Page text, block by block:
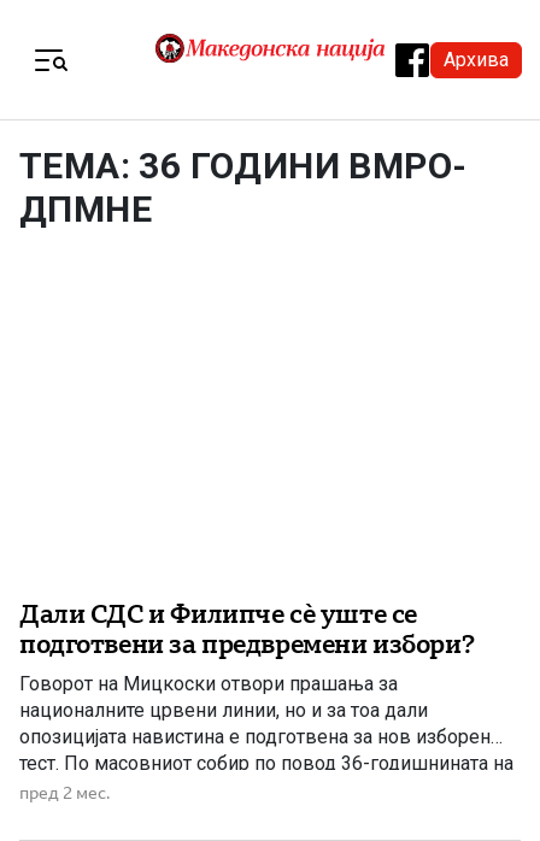
Архива
ТЕМА: 36 ГОДИНИ ВМРО-
ДПМНЕ
Дали СДС и Филипче сè уште се
подготвени за предвремени избори?
Говорот на Мицкоски отвори прашања за
националните црвени линии, но и за тоа дали
опозицијата навистина е подготвена за нов изборен
тест. По масовниот собир по повод 36-годишнината на
ВМРО-ДПМНЕ во Струмица и пораките што ги испрати
пред 2 мес.